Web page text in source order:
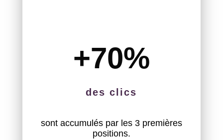
+70%
des clics
sont accumulés par les 3 premières
positions.